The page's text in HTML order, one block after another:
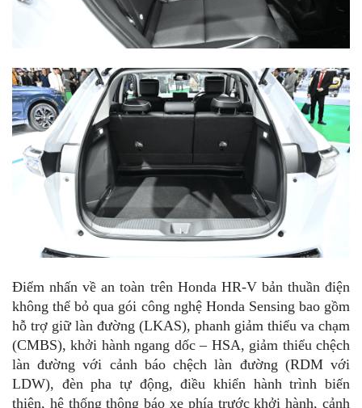
Điểm nhấn về an toàn trên Honda HR-V bản thuần điện
không thể bỏ qua gói công nghệ Honda Sensing bao gồm
hỗ trợ giữ làn đường (LKAS), phanh giảm thiểu va chạm
(CMBS), khởi hành ngang dốc – HSA, giảm thiểu chệch
làn đường với cảnh báo chệch làn đường (RDM với
LDW), đèn pha tự động, điều khiển hành trình biến
thiên, hệ thống thông báo xe phía trước khởi hành, cảnh